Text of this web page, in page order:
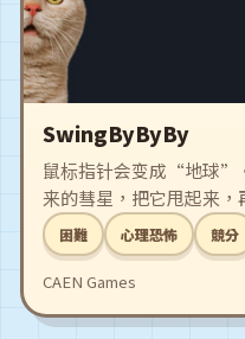
SwingByByBy
鼠标指针会变成“地球”
来的彗星，把它甩起来
只用鼠标操作的物理分数
击越高；一旦放手，连击
球，跑局立刻结束。操作
困難 心理恐怖 競分
CAEN Games